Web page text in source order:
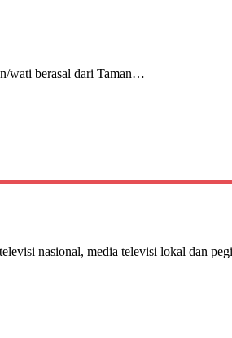
wati berasal dari Taman…
nasional, media televisi lokal dan